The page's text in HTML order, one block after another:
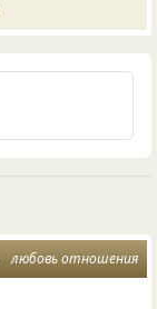
любовь отношения